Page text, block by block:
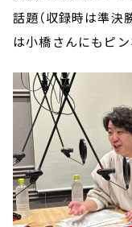
話題（収録時は準決
は小橋さんにもピ